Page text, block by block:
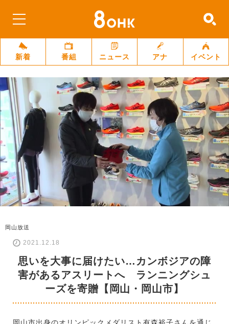
新着 番組 ニュース アナ イベント
岡山放送
2021.12.18
思いを大事に届けたい…カンボジアの障
害があるアスリートへ ランニングシュ
ーズを寄贈【岡山・岡山市】
岡山市出身のオリンピックメダリスト有森裕子さんを通じ